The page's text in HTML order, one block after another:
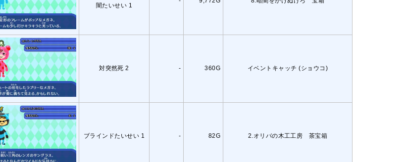
闇たいせい 1
対突然死 2 - 360G イベントキャッチ (ショウコ)
ブラインドたいせい 1 - 82G 2.オリバの木工工房 茶宝箱